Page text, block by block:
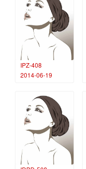
IPZ-408
2014-06-19